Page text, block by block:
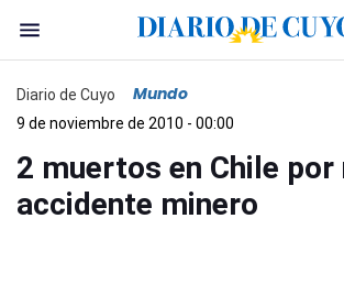
Diario de Cuyo Mundo
9 de noviembre de 2010 - 00:00
2 muertos en Chile por
accidente minero